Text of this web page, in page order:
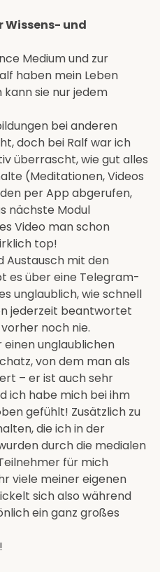
und
Medium und zur
haben mein Leben
sie nur jedem
bei anderen
doch bei Ralf war ich
überrascht, wie gut alles
(Meditationen, Videos
per App abgerufen,
nächste Modul
Video man schon
top!
Austausch mit den
es über eine Telegram-
unglaublich, wie schnell
jederzeit beantwortet
noch nie.
unglaublichen
von dem man als
– er ist auch sehr
ich habe mich bei ihm
gefühlt! Zusätzlich zu
die ich in der
durch die medialen
für mich
viele meiner eigenen
sich also während
ein ganz großes